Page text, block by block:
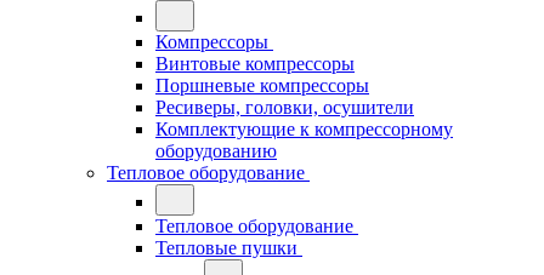
Компрессоры
Винтовые компрессоры
Поршневые компрессоры
Ресиверы, головки, осушители
Комплектующие к компрессорному
оборудованию
Тепловое оборудование
Тепловое оборудование
Тепловые пушки